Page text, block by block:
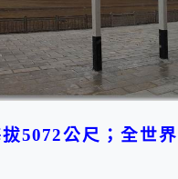
5072公尺；全世